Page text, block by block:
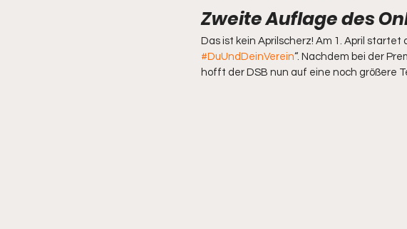
Zweite Auflage des
Das ist kein Aprilscherz! Am 1. April
#DuUndDeinVerein“. Nachdem bei der
hofft der DSB nun auf eine noch größere